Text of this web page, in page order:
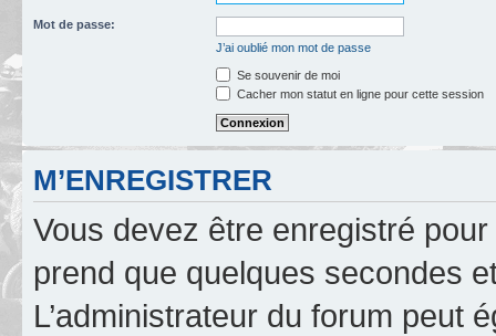
Mot de passe:
J’ai oublié mon mot de passe
Se souvenir de moi
Cacher mon statut en ligne pour cette session
M’ENREGISTRER
Vous devez être enregistré
prend que quelques secondes
L’administrateur du forum peut